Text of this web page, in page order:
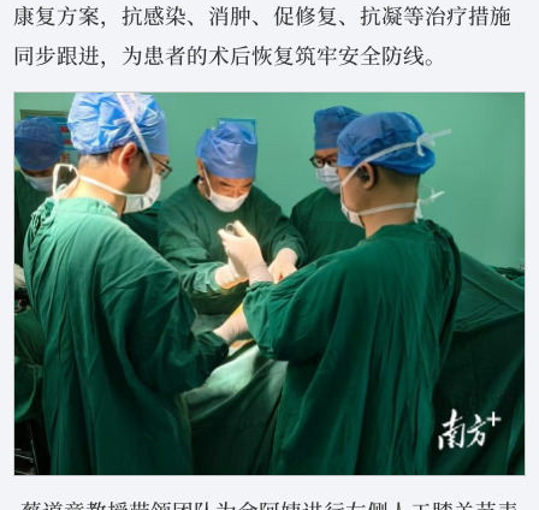
康复方案，抗感染、消肿、促修复、抗凝等治疗措施
同步跟进，为患者的术后恢复筑牢安全防线。